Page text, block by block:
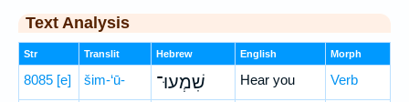
Text Analysis
Str Translit Hebrew English Morph
8085 [e] šim-‘ū- שִׁמְעוּ־ Hear you Verb